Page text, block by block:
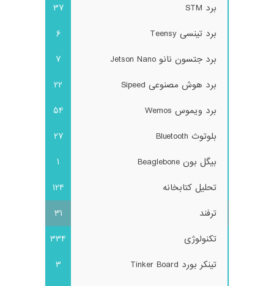
برد STM
37
برد تینسی Teensy
6
برد جتسون نانو Jetson Nano
7
برد هوش مصنوعی Sipeed
22
برد ویموس Wemos
54
بلوتوث Bluetooth
27
بیگل بون Beaglebone
1
تحلیل کتابخانه
124
ترفند
31
تکنولوژی
334
تینکر بورد Tinker Board
3